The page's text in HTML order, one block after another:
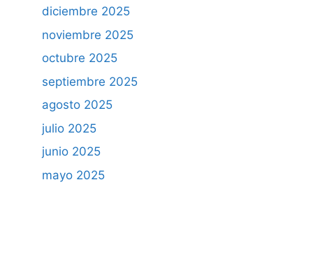
diciembre 2025
noviembre 2025
octubre 2025
septiembre 2025
agosto 2025
julio 2025
junio 2025
mayo 2025